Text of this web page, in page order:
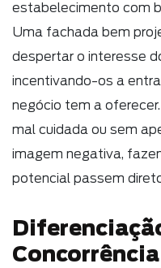
estabelecimento com
Uma fachada bem
despertar o interesse
incentivando-os a
negócio tem a
mal cuidada ou sem
imagem negativa,
potencial passem
Concorrência